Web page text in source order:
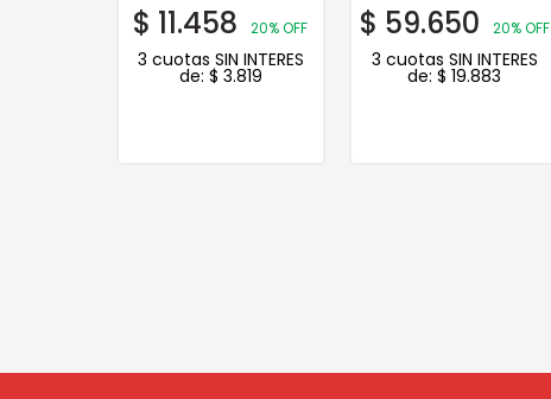
$ 11.458 20% OFF
3 cuotas SIN INTERES
de: $ 3.819
$ 59.650 20% OFF
3 cuotas SIN INTERES
de:$ 19.883